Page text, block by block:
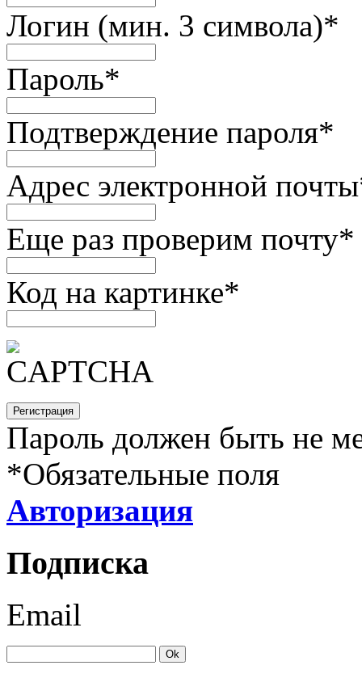
Логин (мин. 3 символа)*
Пароль*
Подтверждение пароля*
Адрес электронной почты
Еще раз проверим почту*
Код на картинке*
Пароль должен быть не
*Обязательные поля
Авторизация
Подписка
Email